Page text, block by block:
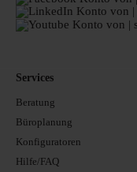
Services
Beratung
Büroplanung
Konfiguratoren
Hilfe/FAQ